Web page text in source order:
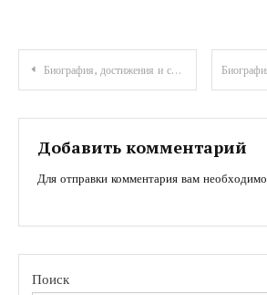
Навигация
по
записям
Биография, достижения и события в жизни Бориса Годунова на Википедии
Добавить комментарий
Для отправки комментария вам необходимо
Поиск